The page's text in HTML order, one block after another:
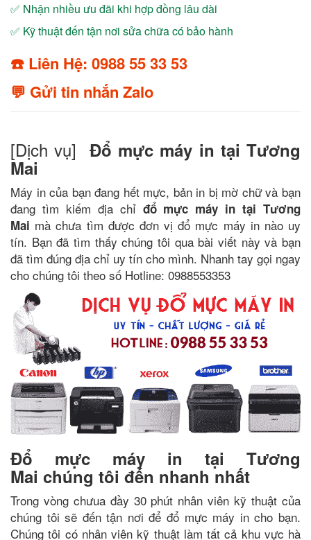
✅ Nhận nhiều ưu đãi khi hợp đồng lâu dài
✅ Kỹ thuật đến tận nơi sửa chữa có bảo hành
☎️ Liên Hệ: 0988 55 33 53
💬 Gửi tin nhắn Zalo
[Dịch vụ] Đổ mực máy in tại Tương
Mai
Máy in của bạn đang hết mực, bản in bị mờ chữ và bạn
đang tìm kiếm địa chỉ đổ mực máy in tại Tương
Mai mà chưa tìm được đơn vị đổ mực máy in nào uy
tín. Bạn đã tìm thấy chúng tôi qua bài viết này và bạn
đã tìm đúng địa chỉ uy tín cho mình. Nhanh tay gọi ngay
cho chúng tôi theo số Hotline: 0988553353
Đổ mực máy in tại Tương
Mai chúng tôi đến nhanh nhất
Trong vòng chưua đầy 30 phút nhân viên kỹ thuật của
chúng tôi sẽ đến tận nơi để đổ mực máy in cho bạn.
Chúng tôi có nhân viên kỹ thuật làm tất cả khu vực hà